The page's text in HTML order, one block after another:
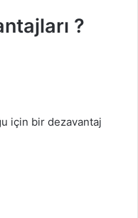
?
için bir dezavantaj